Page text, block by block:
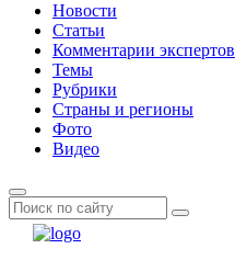
Новости
Статьи
Комментарии экспертов
Темы
Рубрики
Страны и регионы
Фото
Видео